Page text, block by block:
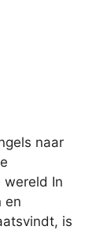
naar
wereld In
en
is